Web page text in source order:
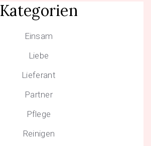
Kategorien
Einsam
Liebe
Lieferant
Partner
Pflege
Reinigen